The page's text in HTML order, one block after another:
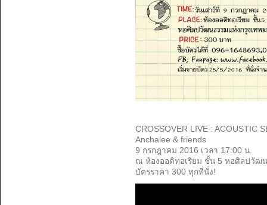
CROSSOVER LIVE : ACOUSTIC
Anchalee & friends
9 กรกฎาคม 2016 เวลา 17:00 น.
ณ ห้องออดิทอเรียม ชั้น 5 หอศิลปวัฒ
บัตรราคา 300 ทุกที่นั่ง!